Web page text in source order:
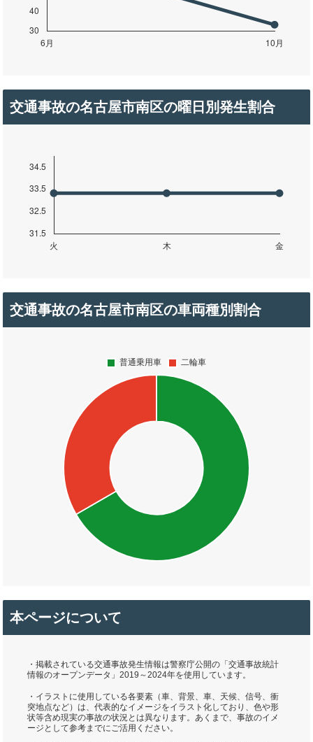
交通事故の名古屋市南区の曜日別発生割合
交通事故の名古屋市南区の車両種別割合
本ページについて
・掲載されている交通事故発生情報は警察庁公開の「交通事故統計
情報のオープンデータ」2019～2024年を使用しています。
・イラストに使用している各要素（車、背景、車、天候、信号、衝
突地点など）は、代表的なイメージをイラスト化しており、色や形
状等含め現実の事故の状況とは異なります。あくまで、事故のイメ
ージとして参考までにご活用ください。